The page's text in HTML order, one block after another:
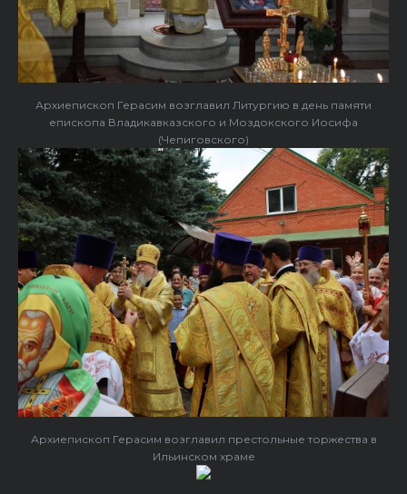
Архиепископ Герасим возглавил Литургию в день памяти
епископа Владикавказского и Моздокского Иосифа
(Чепиговского)
Архиепископ Герасим возглавил престольные торжества в
Ильинском храме